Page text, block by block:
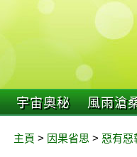
宇宙奧秘 風雨滄
主頁 > 因果省思 > 惡有惡